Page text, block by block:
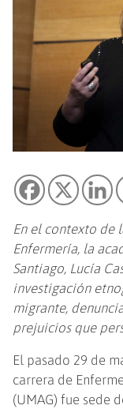
En el contexto de
Enfermería, la
Santiago, Lucía
investigación
migrante,
prejuicios que
El pasado 29 de
carrera de
(UMAG) fue sede